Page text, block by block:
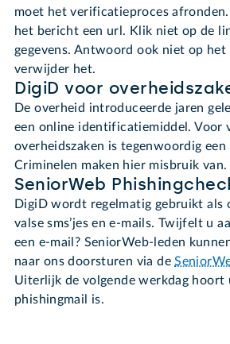
moet het verificatieproces
het bericht een url. Klik niet op de
gegevens. Antwoord ook niet op
verwijder het.
DigiD voor
De overheid introduceerde jaren
een online identificatiemiddel. Voor
overheidszaken is tegenwoordig
Criminelen maken hier misbruik van.
SeniorWeb
DigiD wordt regelmatig gebruikt als
valse sms’jes en e-mails. Twijfelt u
een e-mail? SeniorWeb-leden
naar ons doorsturen via de
Uiterlijk de volgende werkdag hoort
phishingmail is.